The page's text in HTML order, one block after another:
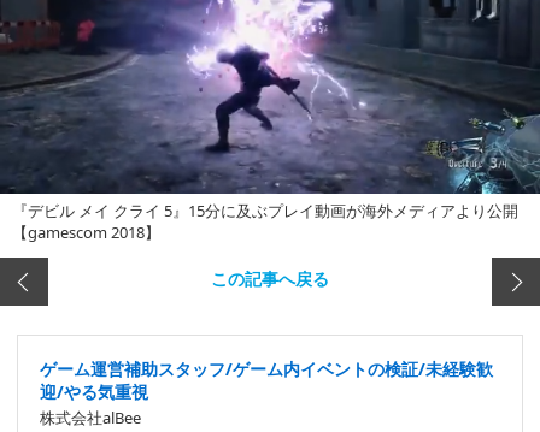
『デビル メイ クライ 5』15分に及ぶプレイ動画が海外メディアより公開
【gamescom 2018】
この記事へ戻る
ゲーム運営補助スタッフ/ゲーム内イベントの検証/未経験歓
迎/やる気重視
株式会社alBee